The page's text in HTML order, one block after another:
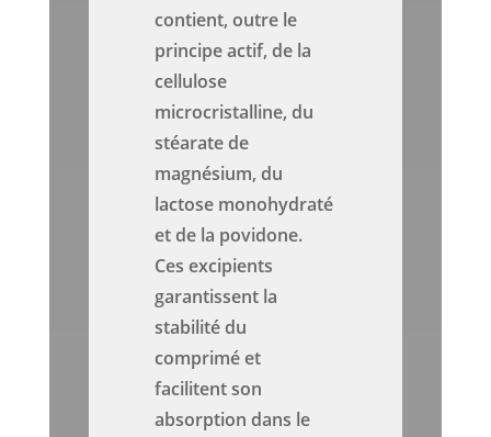
contient, outre le
principe actif, de la
cellulose
microcristalline, du
stéarate de
magnésium, du
lactose monohydraté
et de la povidone.
Ces excipients
garantissent la
stabilité du
comprimé et
facilitent son
absorption dans le